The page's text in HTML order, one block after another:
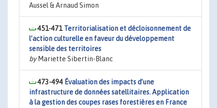
Aussel & Arnaud Simon
451-471Territorialisation et décloisonnement de
l’action culturelle en faveur du développement
sensible des territoires
byMariette Sibertin-Blanc
473-494 Évaluation des impacts d’une
infrastructure de données satellitaires. Application
à la gestion des coupes rases forestières en France